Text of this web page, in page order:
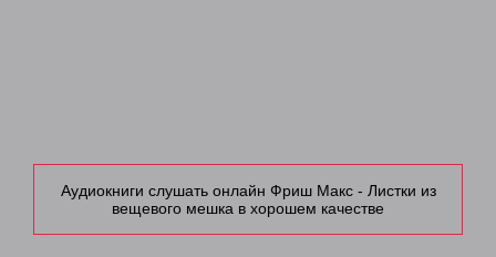
Аудиокниги слушать онлайн Фриш Макс - Листки из
вещевого мешка в хорошем качестве